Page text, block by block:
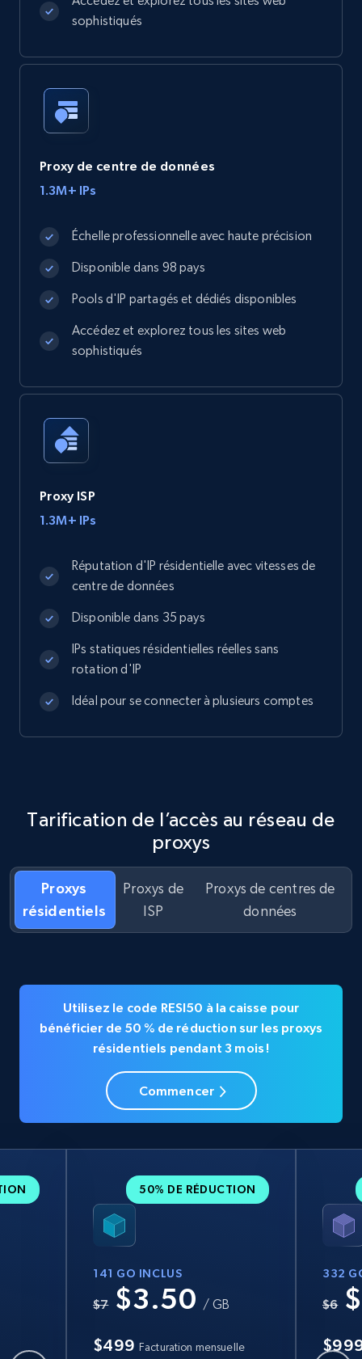
sophistiqués
Proxy de centre de données
1.3M+ IPs
Échelle professionnelle avec haute précision
Disponible dans 98 pays
Pools d'IP partagés et dédiés disponibles
Accédez et explorez tous les sites web
sophistiqués
Proxy ISP
1.3M+ IPs
Réputation d'IP résidentielle avec vitesses de
centre de données
Disponible dans 35 pays
IPs statiques résidentielles réelles sans
rotation d'IP
Idéal pour se connecter à plusieurs comptes
Tarification de l’accès au réseau de
proxys
Proxys
résidentiels
Proxys de
ISP
Proxys de centres de
données
Utilisez le code RESI50 à la caisse pour
bénéficier de 50 % de réduction sur les proxys
résidentiels pendant 3 mois !
Commencer
50% DE RÉDUCTION
141 GO INCLUS
$7 $3.50 / GB
$499 Facturation mensuelle
332
$6